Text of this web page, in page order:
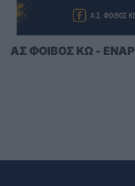
ΑΣ ΦΟΙΒΟΣ ΚΩ -